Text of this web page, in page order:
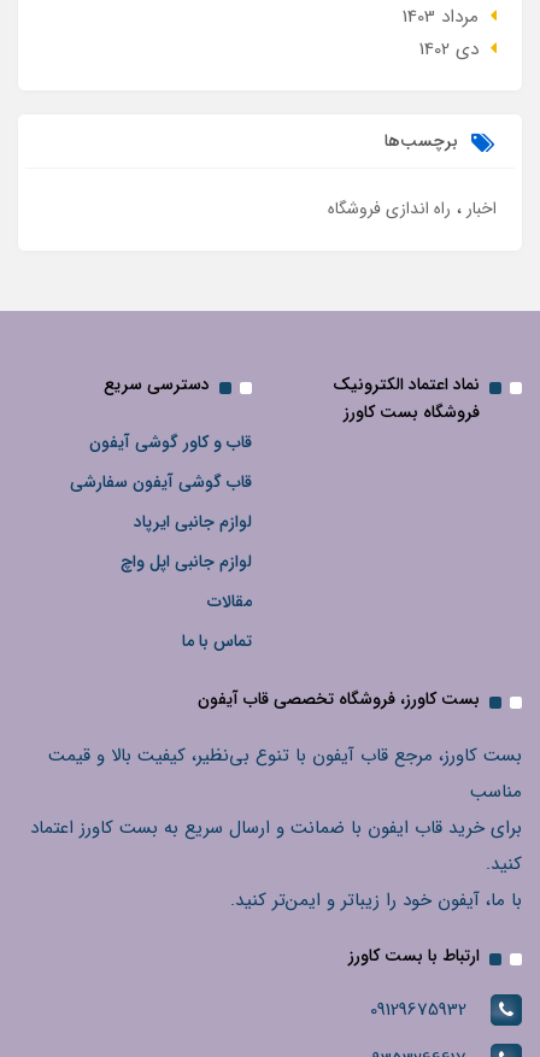
مرداد 1403
دی 1402
برچسب‌ها
اخبار راه اندازی فروشگاه
نماد اعتماد الکترونیک
فروشگاه بست کاورز
دسترسی سریع
قاب و کاور گوشی آیفون
قاب گوشی آیفون سفارشی
لوازم جانبی ایرپاد
لوازم جانبی اپل واچ
مقالات
تماس با ما
بست کاورز، فروشگاه تخصصی قاب آیفون
بست کاورز، مرجع قاب آیفون با تنوع بی‌نظیر، کیفیت بالا و قیمت
مناسب
برای خرید قاب ایفون با ضمانت و ارسال سریع به بست کاورز اعتماد
کنید.
با ما، آیفون خود را زیباتر و ایمن‌تر کنید.
ارتباط با بست کاورز
09129675932